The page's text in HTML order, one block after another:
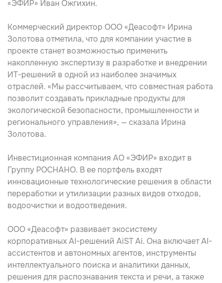
«ЭФИР» Иван Ожгихин.
Коммерческий директор ООО «Деасофт» Ирина
Золотова отметила, что для компании участие в
проекте станет возможностью применить
накопленную экспертизу в разработке и внедрении
ИТ-решений в одной из наиболее значимых
отраслей. «Мы рассчитываем, что совместная работа
позволит создавать прикладные продукты для
экологической безопасности, промышленности и
регионального управления», — сказала Ирина
Золотова.
Инвестиционная компания АО «ЭФИР» входит в
Группу РОСНАНО. В ее портфель входят
инновационные технологические решения в области
переработки и утилизации разных видов отходов,
водоочистки и водоотведения.
ООО «Деасофт» развивает экосистему
корпоративных AI-решений AiST Ai. Она включает AI-
ассистентов и автономных агентов, инструменты
интеллектуального поиска и аналитики данных,
решения для распознавания текста и речи, а также